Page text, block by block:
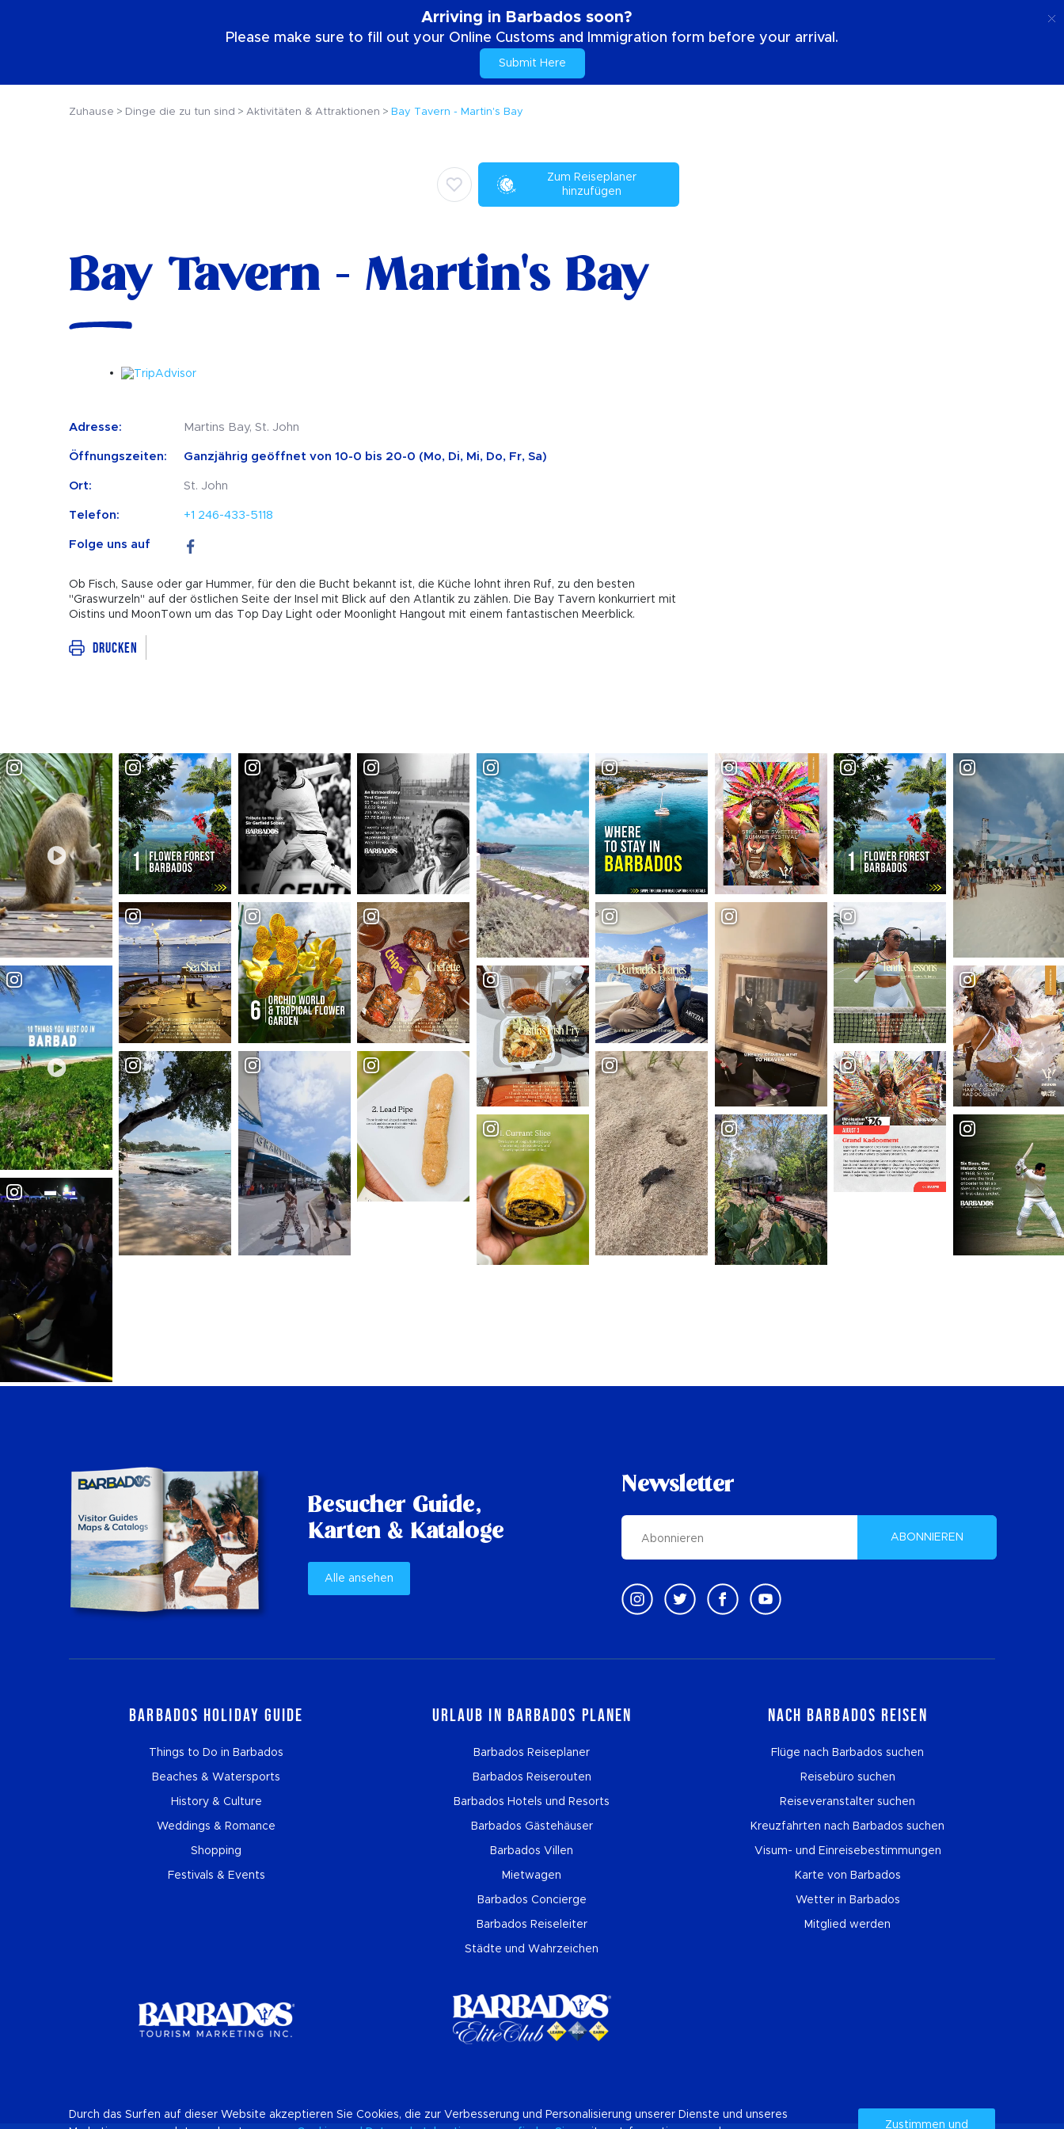
Arriving in Barbados soon?
Please make sure to fill out your Online Customs and Immigration form before your arrival.
Submit Here
Zuhause Dinge die zu tun sind Aktivitäten & Attraktionen Bay Tavern - Martin's Bay
Zum Reiseplaner
hinzufügen
Bay Tavern - Martin's Bay
Adresse: Martins Bay, St. John
Öffnungszeiten: Ganzjährig geöffnet von 10-0 bis 20-0 (Mo, Di, Mi, Do, Fr, Sa)
Ort: St. John
Telefon: +1 246-433-5118
Folge uns auf
Ob Fisch, Sause oder gar Hummer, für den die Bucht bekannt ist, die Küche lohnt ihren Ruf, zu den besten
"Graswurzeln" auf der östlichen Seite der Insel mit Blick auf den Atlantik zu zählen. Die Bay Tavern konkurriert mit
Oistins und MoonTown um das Top Day Light oder Moonlight Hangout mit einem fantastischen Meerblick.
Drucken
Besucher Guide,
Karten & Kataloge
Alle ansehen
Newsletter
ABONNIEREN
Barbados Holiday Guide
Things to Do in Barbados
Beaches & Watersports
History & Culture
Weddings & Romance
Shopping
Festivals & Events
Urlaub in Barbados planen
Barbados Reiseplaner
Barbados Reiserouten
Barbados Hotels und Resorts
Barbados Gästehäuser
Barbados Villen
Mietwagen
Barbados Concierge
Barbados Reiseleiter
Städte und Wahrzeichen
Nach Barbados reisen
Flüge nach Barbados suchen
Reisebüro suchen
Reiseveranstalter suchen
Kreuzfahrten nach Barbados suchen
Visum- und Einreisebestimmungen
Karte von Barbados
Wetter in Barbados
Mitglied werden
Durch das Surfen auf dieser Website akzeptieren Sie Cookies, die zur Verbesserung und Personalisierung unserer Dienste und unseres
Zustimmen und